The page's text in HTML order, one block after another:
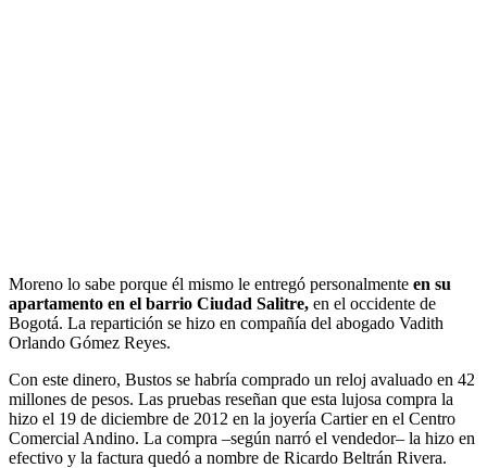
Moreno lo sabe porque él mismo le entregó personalmente en su
apartamento en el barrio Ciudad Salitre, en el occidente de
Bogotá. La repartición se hizo en compañía del abogado Vadith
Orlando Gómez Reyes.
Con este dinero, Bustos se habría comprado un reloj avaluado en 42
millones de pesos. Las pruebas reseñan que esta lujosa compra la
hizo el 19 de diciembre de 2012 en la joyería Cartier en el Centro
Comercial Andino. La compra –según narró el vendedor– la hizo en
efectivo y la factura quedó a nombre de Ricardo Beltrán Rivera.